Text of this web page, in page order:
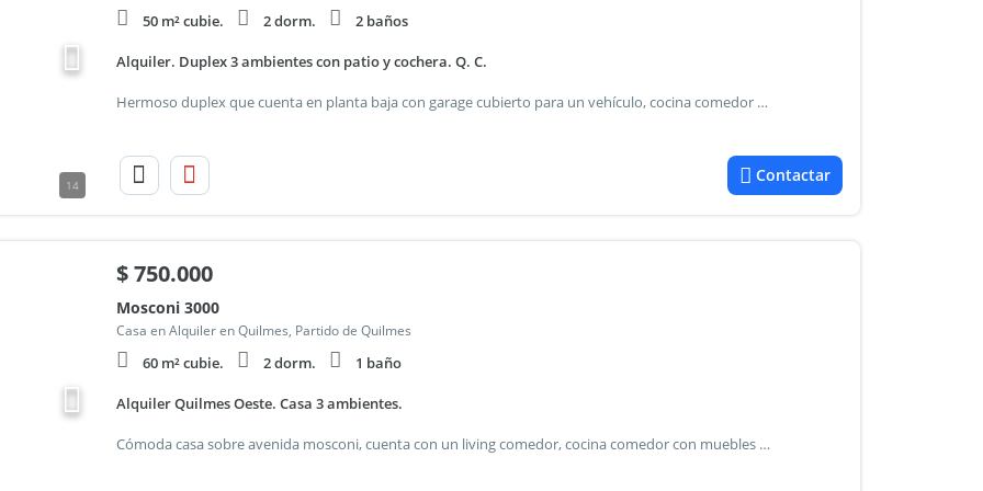
14
50 m² cubie. 2 dorm. 2 baños
Alquiler. Duplex 3 ambientes con patio y cochera. Q. C.
Hermoso duplex que cuenta en planta baja con garage cubierto para un vehículo, cocina comedor con muebles bajo mesada y alacena y patio con parrilla. En planta alta 2 dormitorios con placard empotrado (1 con aire acondicionado) y un baño completo. Rejas en todas las aberturas, persianas y artefactos de luz. No abona expensas.
Contactar
$750.000
Mosconi 3000
Casa en Alquiler en Quilmes, Partido de Quilmes
60 m² cubie. 2 dorm. 1 baño
Alquiler Quilmes Oeste. Casa 3 ambientes.
Cómoda casa sobre avenida mosconi, cuenta con un living comedor, cocina comedor con muebles bajo mesada y alacena, un baño completo y 2 dormitorios con placard empotrado. Lavadero y patio con parrilla.